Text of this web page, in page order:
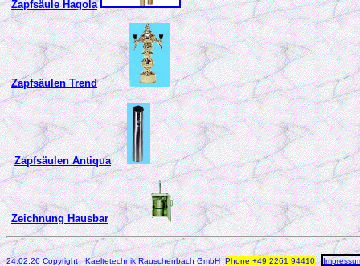
Zapfsäule Hagola
Zapfsäulen Trend
Zapfsäulen Antiqua
Zeichnung Hausbar
24.02.26 Copyright Kaeltetechnik Rauschenbach GmbHPhone +49 2261 94410